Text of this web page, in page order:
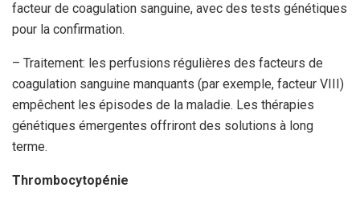
facteur de coagulation sanguine, avec des tests génétiques
pour la confirmation.
– Traitement: les perfusions régulières des facteurs de
coagulation sanguine manquants (par exemple, facteur VIII)
empêchent les épisodes de la maladie. Les thérapies
génétiques émergentes offriront des solutions à long
terme.
Thrombocytopénie